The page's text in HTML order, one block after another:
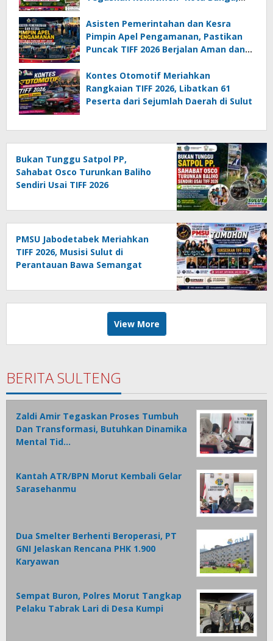
Asisten Pemerintahan dan Kesra
Pimpin Apel Pengamanan, Pastikan
Puncak TIFF 2026 Berjalan Aman dan
Kontes Otomotif Meriahkan
Rangkaian TIFF 2026, Libatkan 61
Peserta dari Sejumlah Daerah di Sulut
Bukan Tunggu Satpol PP,
Sahabat Osco Turunkan Baliho
Sendiri Usai TIFF 2026
PMSU Jabodetabek Meriahkan
TIFF 2026, Musisi Sulut di
Perantauan Bawa Semangat
Musik”
View More
BERITA SULTENG
Zaldi Amir Tegaskan Proses Tumbuh
Dan Transformasi, Butuhkan Dinamika
Mental Tid…
Kantah ATR/BPN Morut Kembali Gelar
Sarasehanmu
Dua Smelter Berhenti Beroperasi, PT
GNI Jelaskan Rencana PHK 1.900
Karyawan
Sempat Buron, Polres Morut Tangkap
Pelaku Tabrak Lari di Desa Kumpi